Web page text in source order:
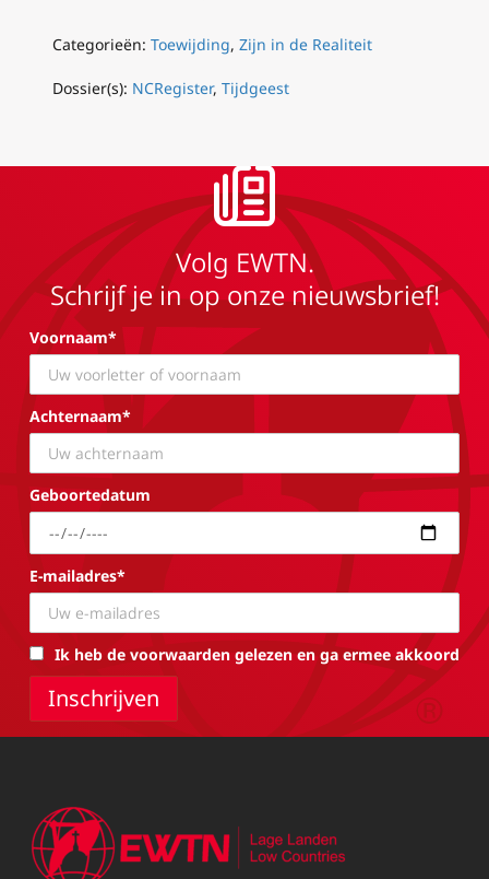
Categorieën: Toewijding, Zijn in de Realiteit
Dossier(s): NCRegister, Tijdgeest
Volg EWTN.
Schrijf je in op onze nieuwsbrief!
Voornaam*
Achternaam*
Geboortedatum
E-mailadres*
Ik heb de voorwaarden gelezen en ga ermee akkoord